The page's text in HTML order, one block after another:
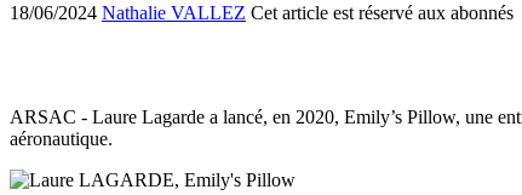
18/06/2024 Nathalie VALLEZ Cet article est réservé aux abonnés
ARSAC - Laure Lagarde a lancé, en 2020, Emily’s Pillow, une
aéronautique.